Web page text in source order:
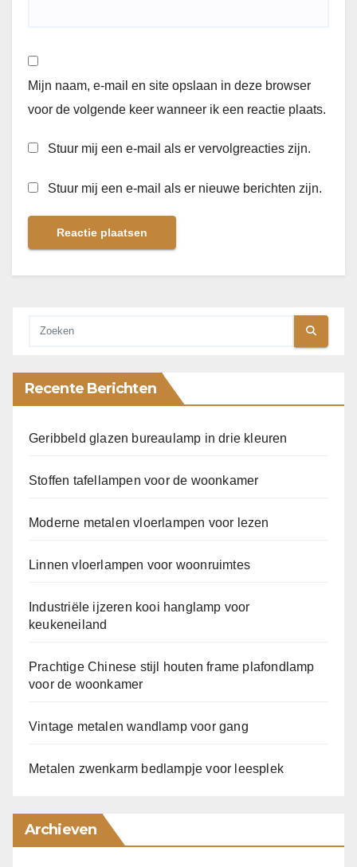
Mijn naam, e-mail en site opslaan in deze browser
voor de volgende keer wanneer ik een reactie plaats.
Stuur mij een e-mail als er vervolgreacties zijn.
Stuur mij een e-mail als er nieuwe berichten zijn.
Recente Berichten
Geribbeld glazen bureaulamp in drie kleuren
Stoffen tafellampen voor de woonkamer
Moderne metalen vloerlampen voor lezen
Linnen vloerlampen voor woonruimtes
Industriële ijzeren kooi hanglamp voor
keukeneiland
Prachtige Chinese stijl houten frame plafondlamp
voor de woonkamer
Vintage metalen wandlamp voor gang
Metalen zwenkarm bedlampje voor leesplek
Archieven